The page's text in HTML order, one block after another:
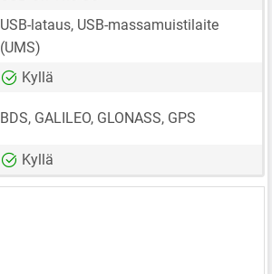
USB-lataus, USB-massamuistilaite
(UMS)
Kyllä
BDS, GALILEO, GLONASS, GPS
Kyllä